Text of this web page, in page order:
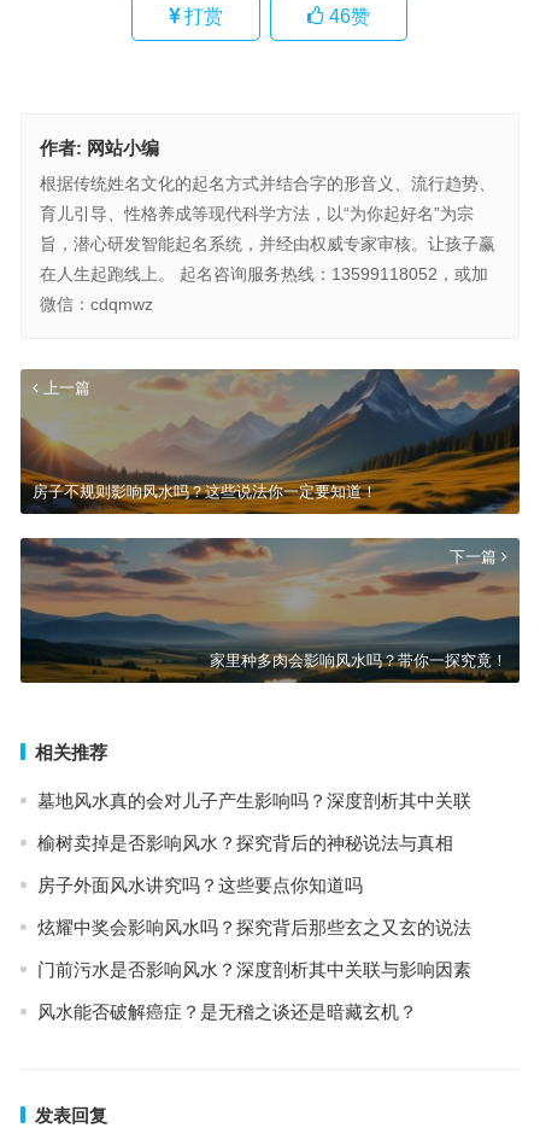
打赏 46赞
作者: 网站小编
根据传统姓名文化的起名方式并结合字的形音义、流行趋势、
育儿引导、性格养成等现代科学方法，以“为你起好名”为宗
旨，潜心研发智能起名系统，并经由权威专家审核。让孩子赢
在人生起跑线上。 起名咨询服务热线：13599118052，或加
微信：cdqmwz
上一篇
房子不规则影响风水吗？这些说法你一定要知道！
下一篇
家里种多肉会影响风水吗？带你一探究竟！
相关推荐
墓地风水真的会对儿子产生影响吗？深度剖析其中关联
榆树卖掉是否影响风水？探究背后的神秘说法与真相
房子外面风水讲究吗？这些要点你知道吗
炫耀中奖会影响风水吗？探究背后那些玄之又玄的说法
门前污水是否影响风水？深度剖析其中关联与影响因素
风水能否破解癌症？是无稽之谈还是暗藏玄机？
发表回复